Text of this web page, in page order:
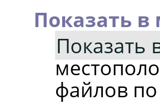
Показать
Показать
файлов